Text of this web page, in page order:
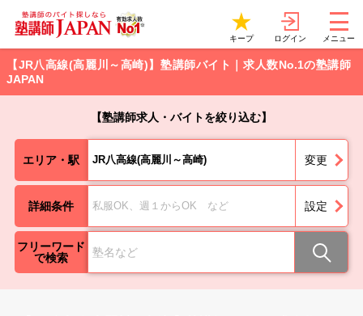
キープ ログイン メニュー
【JR八高線(高麗川～高崎)】塾講師バイト｜求人数No.1の塾講師
JAPAN
【塾講師求人・バイトを絞り込む】
エリア・駅 JR八高線(高麗川～高崎) 変更
詳細条件 私服OK、週１からOK など 設定
フリーワード
で検索